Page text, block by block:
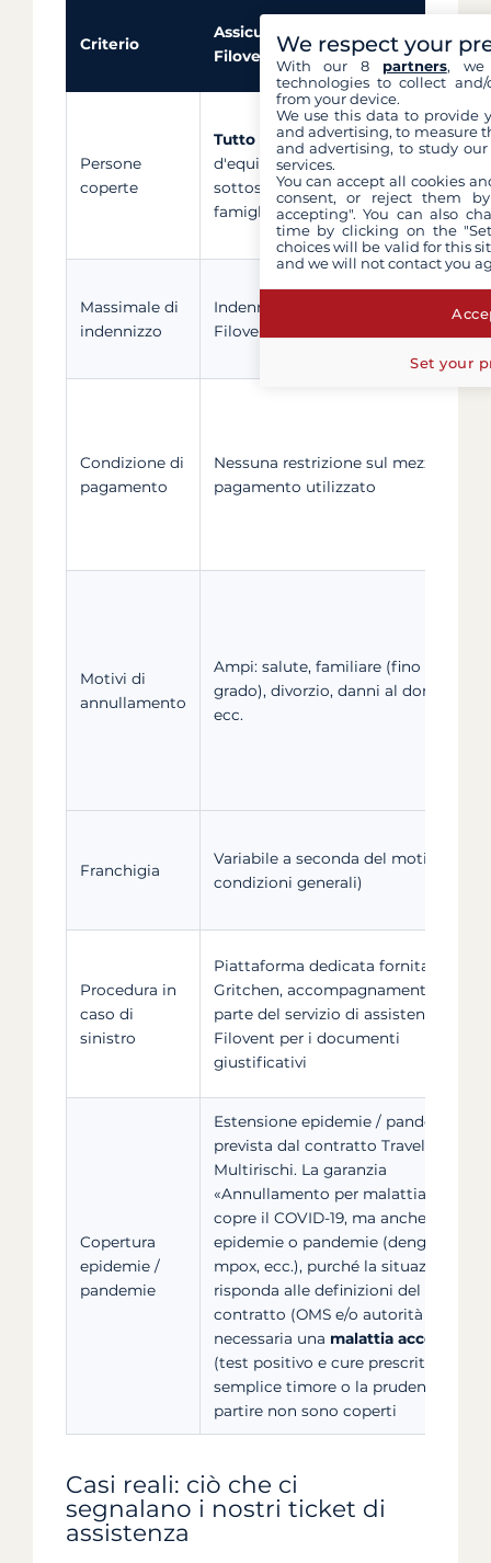
Criterio
Assicurazione annullamento
Filovent (Gritchen / Areas)
Persone
coperte
Tutto l'equipaggioiscritto nella lista
d'equipaggio il giorno della
sottoscrizione (amici, coppie,
famiglie allargate)
Massimale di
indennizzo
Indennizzo fino all'importo pagato a
Filovent (proporzionale al premio)
Condizione di
pagamento
Nessuna restrizione sul mezzo di
pagamento utilizzato
Motivi di
annullamento
Ampi: salute, familiare (fino al 2
grado), divorzio, danni al domicilio,
ecc.
Franchigia
Variabile a seconda del motivo (vedi
condizioni generali)
Procedura in
caso di
sinistro
Piattaforma dedicata fornita da
Gritchen, accompagnamento da
parte del servizio di assistenza
Filovent per i documenti
giustificativi
Copertura
epidemie /
pandemie
Estensione epidemie / pandemie
prevista dal contratto Travel Pack
Multirischi. La garanzia
«Annullamento per malattia grave»
copre il COVID-19, ma anche altre
epidemie o pandemie (dengue,
mpox, ecc.), purché la situazione
risponda alle definizioni del
contratto (OMS e/o autorità locali). È
necessaria una malattia accertata
(test positivo e cure prescritte): il
semplice timore o la prudenza di
partire non sono coperti
Casi reali: ciò che ci
segnalano i nostri ticket di
assistenza
We respect your
With our 8 partners, we
technologies to collect
from your device.
We use this data to provide
and advertising, to measure
and advertising, to study
services.
You can accept all cookies
consent, or reject them
accepting". You can also
time by clicking on the
choices will be valid for this
and we will not contact you
Set your